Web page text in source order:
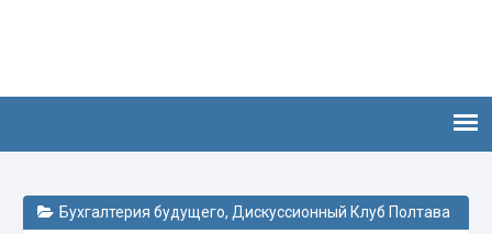
Бухгалтерия будущего, Дискуссионный Клуб Полтава